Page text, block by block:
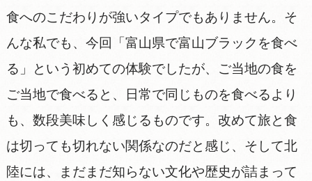
食へのこだわりが強いタイプでもありません。そ
んな私でも、今回「富山県で富山ブラックを食べ
る」という初めての体験でしたが、ご当地の食を
ご当地で食べると、日常で同じものを食べるより
も、数段美味しく感じるものです。改めて旅と食
は切っても切れない関係なのだと感じ、そして北
陸には、まだまだ知らない文化や歴史が詰まって